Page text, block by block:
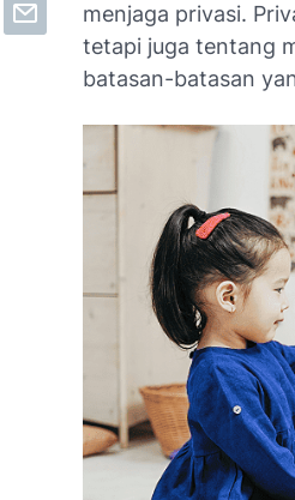
menjaga privasi.
tetapi juga tentang
batasan-batasan